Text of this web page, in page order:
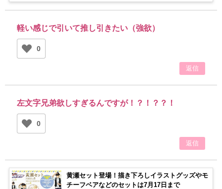
軽い感じで引いて推し引きたい（強欲）
0
返信
左文字兄弟欲しすぎるんですが！？！？？！
0
返信
黄瀬セット登場！描き下ろしイラストグッズやモ
チーフベアなどのセットは7月17日まで